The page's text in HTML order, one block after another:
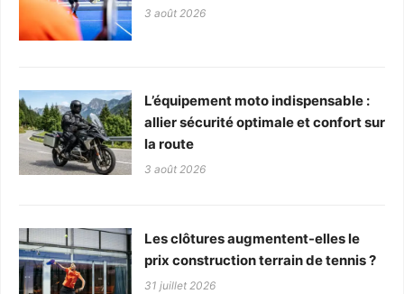
3 août 2026
L’équipement moto indispensable :
allier sécurité optimale et confort sur
la route
3 août 2026
Les clôtures augmentent-elles le
prix construction terrain de tennis ?
31 juillet 2026